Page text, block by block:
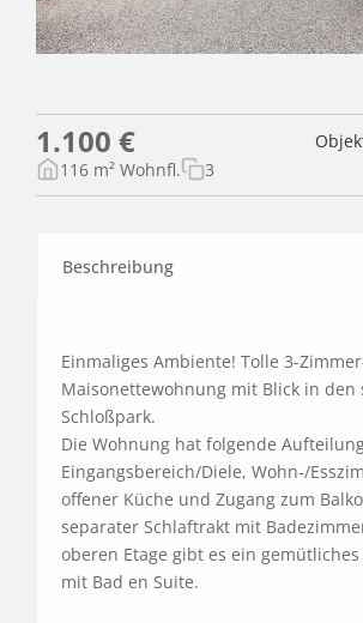
1.100 €
116 m² Wohnfl.
3
Beschreibung
Einmaliges Ambiente! Tolle 3-
Maisonettewohnung mit Blick in den
Schloßpark.
Die Wohnung hat folgende
Eingangsbereich/Diele, Wohn-/
offener Küche und Zugang zum
separater Schlaftrakt mit
oberen Etage gibt es ein
mit Bad en Suite.